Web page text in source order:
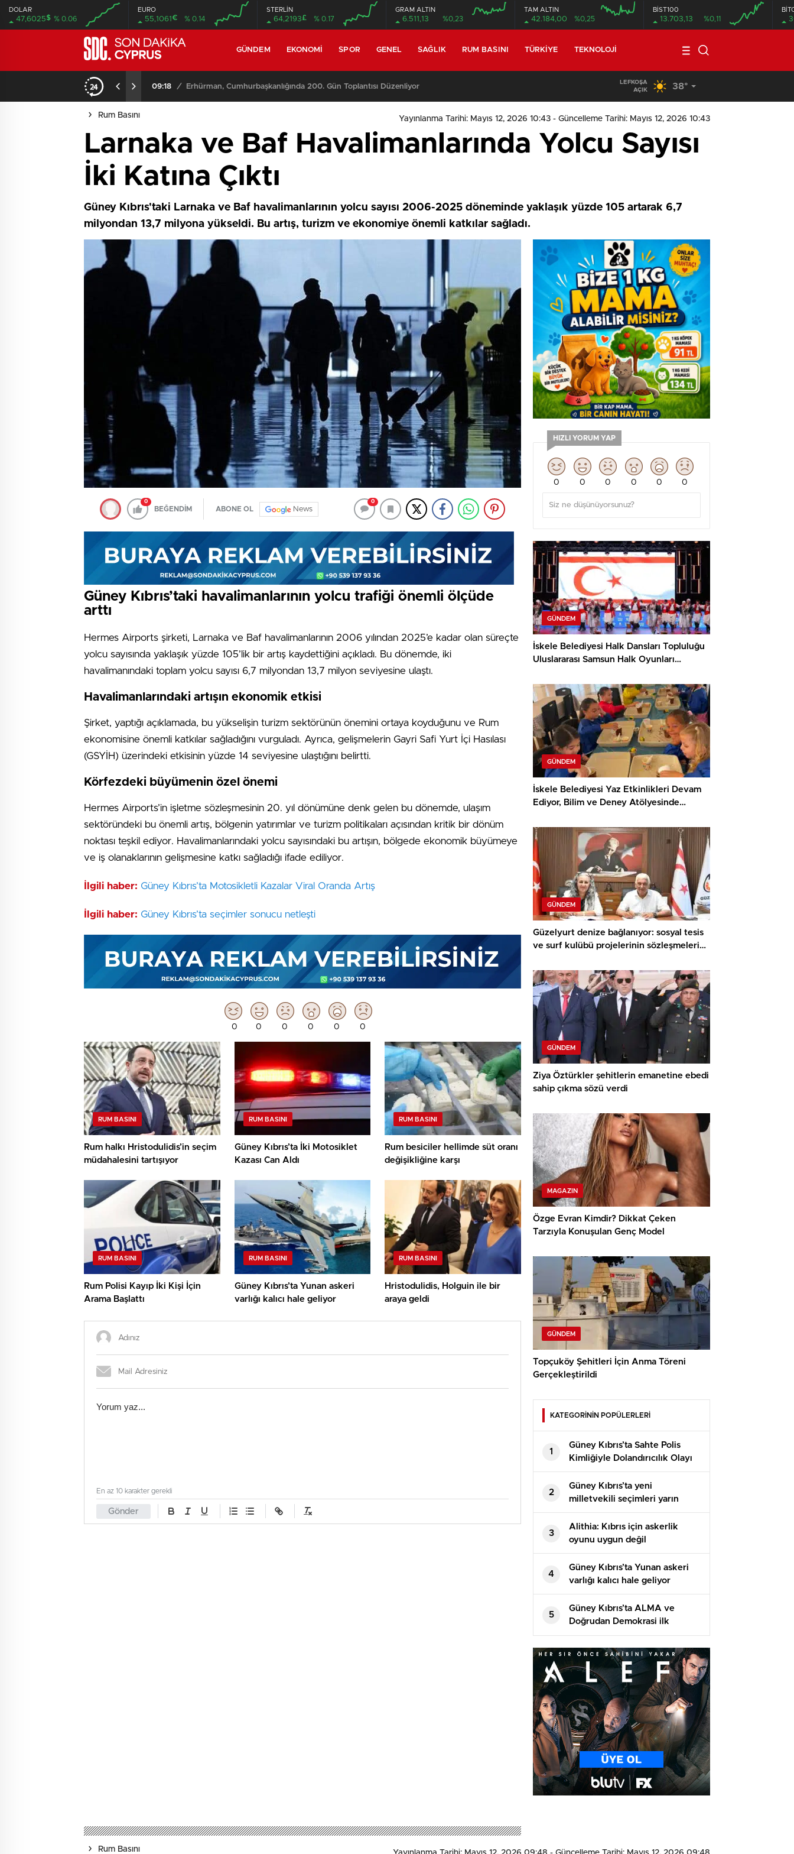
DOLAR
47,6025$ % 0.06
EURO
55,1061€ % 0.14
STERLİN
64,2193£ % 0.17
GRAM ALTIN
6.511,13 %0,23
TAM ALTIN
42.184,00 %0,25
BİST100
13.703,13 %0,11
GÜNDEM EKONOMI SPOR GENEL SAĞLIK RUM BASINI TÜRKIYE TEKNOLOJI
09:18 / Erhürman, Cumhurbaşkanlığında 200. Gün Toplantısı Düzenliyor Meclis, yasama gündemiyle yeniden toplanıyor
LEFKOŞA
AÇIK
38°
Rum Basını Yayınlanma Tarihi: Mayıs 12, 2026 10:43 - Güncelleme Tarihi: Mayıs 12, 2026 10:43
Larnaka ve Baf Havalimanlarında Yolcu Sayısı
İki Katına Çıktı
Güney Kıbrıs'taki Larnaka ve Baf havalimanlarının yolcu sayısı 2006-2025 döneminde yaklaşık yüzde 105 artarak 6,7
milyondan 13,7 milyona yükseldi. Bu artış, turizm ve ekonomiye önemli katkılar sağladı.
0
BEĞENDİM ABONE OL News
0
Güney Kıbrıs’taki havalimanlarının yolcu trafiği önemli ölçüde
arttı
Hermes Airports şirketi, Larnaka ve Baf havalimanlarının 2006 yılından 2025’e kadar olan süreçte
yolcu sayısında yaklaşık yüzde 105’lik bir artış kaydettiğini açıkladı. Bu dönemde, iki
havalimanındaki toplam yolcu sayısı 6,7 milyondan 13,7 milyon seviyesine ulaştı.
Havalimanlarındaki artışın ekonomik etkisi
Şirket, yaptığı açıklamada, bu yükselişin turizm sektörünün önemini ortaya koyduğunu ve Rum
ekonomisine önemli katkılar sağladığını vurguladı. Ayrıca, gelişmelerin Gayri Safi Yurt İçi Hasılası
(GSYİH) üzerindeki etkisinin yüzde 14 seviyesine ulaştığını belirtti.
Körfezdeki büyümenin özel önemi
Hermes Airports’in işletme sözleşmesinin 20. yıl dönümüne denk gelen bu dönemde, ulaşım
sektöründeki bu önemli artış, bölgenin yatırımlar ve turizm politikaları açısından kritik bir dönüm
noktası teşkil ediyor. Havalimanlarındaki yolcu sayısındaki bu artışın, bölgede ekonomik büyümeye
ve iş olanaklarının gelişmesine katkı sağladığı ifade ediliyor.
İlgili haber: Güney Kıbrıs’ta Motosikletli Kazalar Viral Oranda Artış
İlgili haber: Güney Kıbrıs’ta seçimler sonucu netleşti
0 0 0 0 0 0
RUM BASINI
Rum halkı Hristodulidis’in seçim
müdahalesini tartışıyor
RUM BASINI
Güney Kıbrıs’ta İki Motosiklet
Kazası Can Aldı
RUM BASINI
Rum besiciler hellimde süt oranı
değişikliğine karşı
RUM BASINI
Rum Polisi Kayıp İki Kişi İçin
Arama Başlattı
RUM BASINI
Güney Kıbrıs’ta Yunan askeri
varlığı kalıcı hale geliyor
RUM BASINI
Hristodulidis, Holguin ile bir
araya geldi
Gönder
En az 10 karakter gerekli
HIZLI YORUM YAP
0 0 0 0 0 0
GÜNDEM
İskele Belediyesi Halk Dansları Topluluğu
Uluslararası Samsun Halk Oyunları
Ediyor
GÜNDEM
İskele Belediyesi Yaz Etkinlikleri Devam
Ediyor, Bilim ve Deney Atölyesinde
GÜNDEM
Güzelyurt denize bağlanıyor: sosyal tesis
ve surf kulübü projelerinin sözleşmeleri
GÜNDEM
Ziya Öztürkler şehitlerin emanetine ebedi
sahip çıkma sözü verdi
MAGAZIN
Özge Evran Kimdir? Dikkat Çeken
Tarzıyla Konuşulan Genç Model
GÜNDEM
Topçuköy Şehitleri İçin Anma Töreni
Gerçekleştirildi
KATEGORİNİN POPÜLERLERİ
1
Güney Kıbrıs’ta Sahte Polis
Kimliğiyle Dolandırıcılık Olayı
2
Güney Kıbrıs’ta yeni
milletvekili seçimleri yarın
yapılacak
3
Alithia: Kıbrıs için askerlik
oyunu uygun değil
4
Güney Kıbrıs’ta Yunan askeri
varlığı kalıcı hale geliyor
5
Güney Kıbrıs’ta ALMA ve
Doğrudan Demokrasi ilk
seçimde Meclis’te
Rum Basını